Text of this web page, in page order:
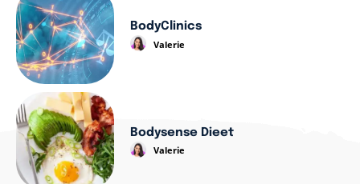
BodyClinics
Valerie
Bodysense Dieet
Valerie